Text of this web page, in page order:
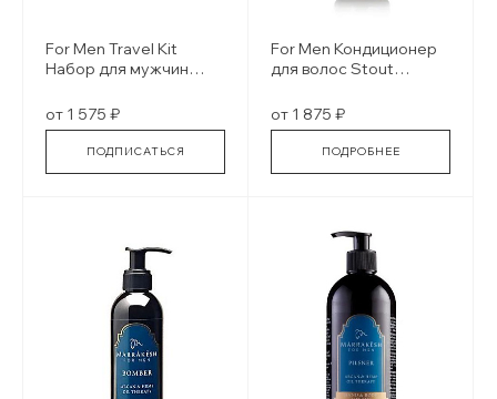
For Men Travel Kit
Набор для мужчин
от 1 575 ₽
ПОДПИСАТЬСЯ
For Men Кондиционер
для волос Stout
от 1 875 ₽
ПОДРОБНЕЕ